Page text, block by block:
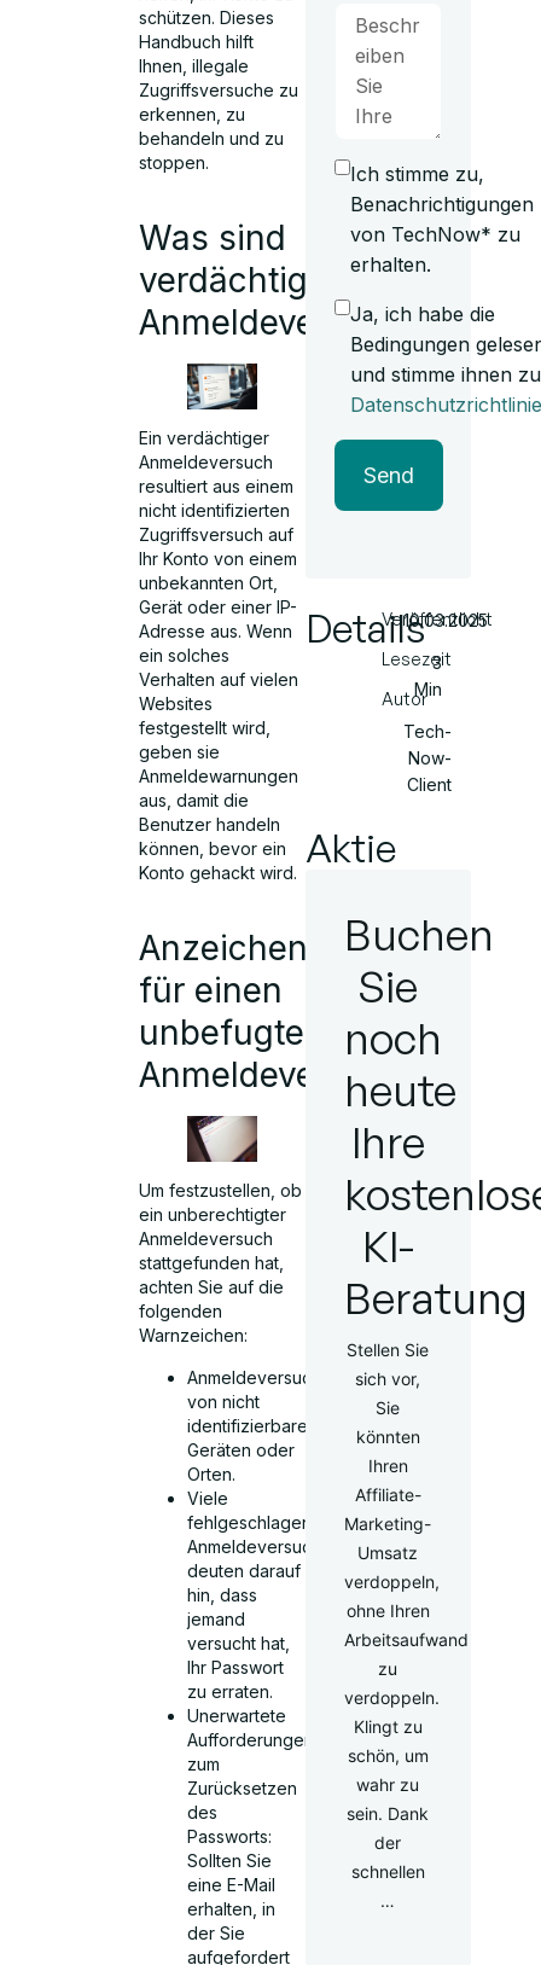
schützen. Dieses
Handbuch hilft
Ihnen, illegale
Zugriffsversuche zu
erkennen, zu
behandeln und zu
stoppen.
Was sind
verdächtige
Anmeldeversuche?
Ein verdächtiger
Anmeldeversuch
resultiert aus einem
nicht identifizierten
Zugriffsversuch auf
Ihr Konto von einem
unbekannten Ort,
Gerät oder einer IP-
Adresse aus. Wenn
ein solches
Verhalten auf vielen
Websites
festgestellt wird,
geben sie
Anmeldewarnungen
aus, damit die
Benutzer handeln
können, bevor ein
Konto gehackt wird.
Anzeichen
für einen
unbefugten
Anmeldeversuch
Um festzustellen, ob
ein unberechtigter
Anmeldeversuch
stattgefunden hat,
achten Sie auf die
folgenden
Warnzeichen:
Anmeldeversuche
von nicht
identifizierbaren
Geräten oder
Orten.
Viele
fehlgeschlagene
Anmeldeversuche
deuten darauf
hin, dass
jemand
versucht hat,
Ihr Passwort
zu erraten.
Unerwartete
Aufforderungen
zum
Zurücksetzen
des
Passworts:
Sollten Sie
eine E-Mail
erhalten, in
der Sie
aufgefordert
Ich stimme zu,
Benachrichtigungen
von TechNow* zu
erhalten.
Ja, ich habe die
Bedingungen
und stimme ihnen
Datenschutzrichtlinie
Send
DetailsVeröffentlicht
Lesezeit
Autor
10.03.2025
3
Min
Tech-
Now-
Client
Aktie
Buchen
Sie
noch
heute
Ihre
KI-
Beratung
Stellen Sie
sich vor,
Sie
könnten
Ihren
Affiliate-
Marketing-
Umsatz
verdoppeln,
ohne Ihren
Arbeitsaufwand
zu
verdoppeln.
Klingt zu
schön, um
wahr zu
sein. Dank
der
schnellen
…